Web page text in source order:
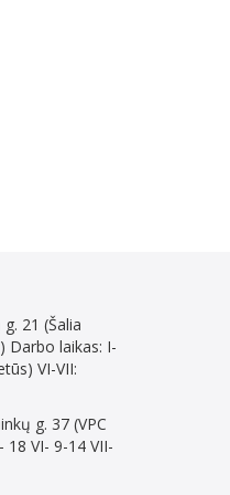
21 (Šalia
Darbo laikas: I-
VI-VII:
g. 37 (VPC
18 VI- 9-14 VII-